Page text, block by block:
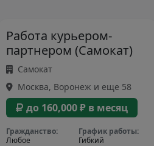
Работа курьером-
партнером (Самокат)
Самокат
Москва, Воронеж и еще 58
до 160,000 ₽ в месяц
Гражданство:
Любое
График работы:
Гибкий